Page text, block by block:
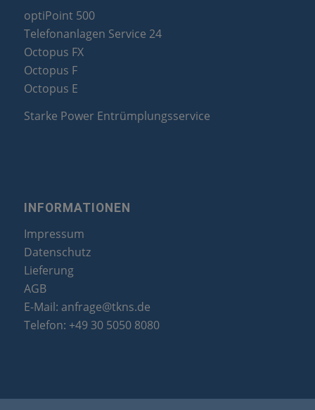
optiPoint 500
Telefonanlagen Service 24
Octopus FX
Octopus F
Octopus E
Starke Power Entrümplungsservice
INFORMATIONEN
Impressum
Datenschutz
Lieferung
AGB
E-Mail: anfrage@tkns.de
Telefon: +49 30 5050 8080